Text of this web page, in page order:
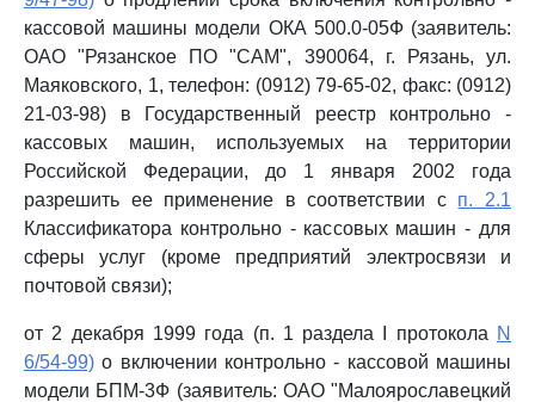
кассовой машины модели ОКА 500.0-05Ф (заявитель:
ОАО "Рязанское ПО "САМ", 390064, г. Рязань, ул.
Маяковского, 1, телефон: (0912) 79-65-02, факс: (0912)
21-03-98) в Государственный реестр контрольно -
кассовых машин, используемых на территории
Российской Федерации, до 1 января 2002 года
разрешить ее применение в соответствии с п. 2.1
Классификатора контрольно - кассовых машин - для
сферы услуг (кроме предприятий электросвязи и
почтовой связи);
от 2 декабря 1999 года (п. 1 раздела I протокола N
6/54-99) о включении контрольно - кассовой машины
модели БПМ-3Ф (заявитель: ОАО "Малоярославецкий